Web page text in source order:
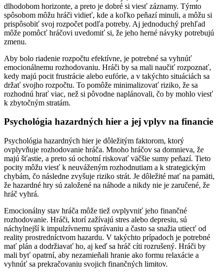
dlhodobom horizonte, a preto je dobré si viesť záznamy. Týmto
spôsobom môžu hráči vidieť, kde a koľko peňazí minuli, a môžu si
prispôsobiť svoj rozpočet podľa potreby. Aj jednoduchý prehľad
môže pomôcť hráčovi uvedomiť si, že jeho herné návyky potrebujú
zmenu.
Aby bolo riadenie rozpočtu efektívne, je potrebné sa vyhnúť
emocionálnemu rozhodovaniu. Hráči by sa mali naučiť rozpoznať,
kedy majú pocit frustrácie alebo eufórie, a v takýchto situáciách sa
držať svojho rozpočtu. To pomôže minimalizovať riziko, že sa
rozhodnú hrať viac, než si pôvodne naplánovali, čo by mohlo viesť
k zbytočným stratám.
Psychológia hazardných hier a jej vplyv na financie
Psychológia hazardných hier je dôležitým faktorom, ktorý
ovplyvňuje rozhodovanie hráča. Mnoho hráčov sa domnieva, že
majú šťastie, a preto sú ochotní riskovať väčšie sumy peňazí. Tieto
pocity môžu viesť k neuváženým rozhodnutiam a k strategickým
chybám, čo následne zvyšuje riziko strát. Je dôležité mať na pamäti,
že hazardné hry sú založené na náhode a nikdy nie je zaručené, že
hráč vyhrá.
Emocionálny stav hráča môže tiež ovplyvniť jeho finančné
rozhodovanie. Hráči, ktorí zažívajú stres alebo depresiu, sú
náchylnejší k impulzívnemu správaniu a často sa snažia utiecť od
reality prostredníctvom hazardu. V takýchto prípadoch je potrebné
mať plán a dodržiavať ho, aj keď sa hráč cíti rozrušený. Hráči by
mali byť opatrní, aby nezamieňali hranie ako formu relaxácie a
vyhnúť sa prekračovaniu svojich finančných limitov.